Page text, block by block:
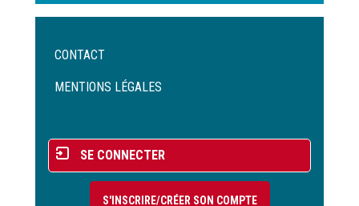
Menu
de
CONTACT
MENTIONS LÉGALES
Menu
du
compte
SE CONNECTER
S'INSCRIRE/CRÉER SON COMPTE